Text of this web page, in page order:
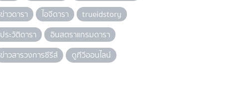
ข่าวดารา
ไอจีดารา
trueidstory
ประวัติดารา
อินสตราแกรมดารา
ข่าวสารวงการซีรีส์
ดูทีวีออนไลน์